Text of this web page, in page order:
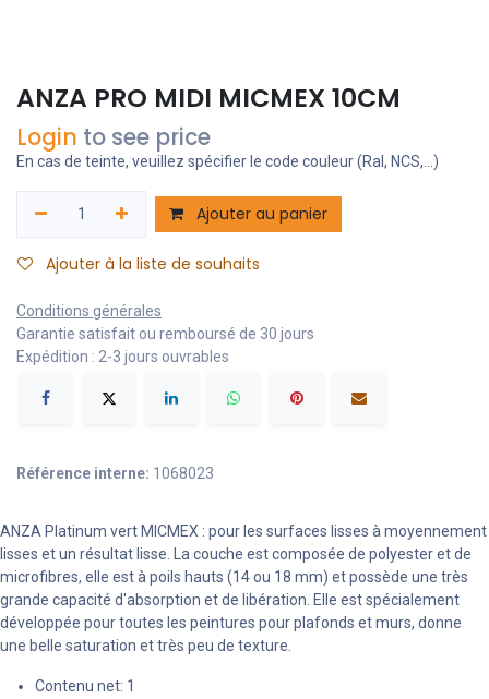
ANZA PRO MIDI MICMEX 10CM
Login to see price
En cas de teinte, veuillez spécifier le code couleur (Ral, NCS,...)
Ajouter au panier
Ajouter à la liste de souhaits
Conditions générales
Garantie satisfait ou remboursé de 30 jours
Expédition : 2-3 jours ouvrables
Référence interne: 1068023
ANZA Platinum vert MICMEX : pour les surfaces lisses à moyennement
lisses et un résultat lisse. La couche est composée de polyester et de
microfibres, elle est à poils hauts (14 ou 18 mm) et possède une très
grande capacité d'absorption et de libération. Elle est spécialement
développée pour toutes les peintures pour plafonds et murs, donne
une belle saturation et très peu de texture.
Contenu net: 1